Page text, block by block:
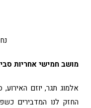
מושב חמישי אחריות
אלמוג תגר, יוזם
החזק לנו המדבירים